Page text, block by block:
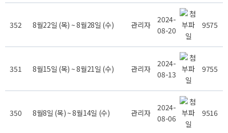
352 8월22일 (목) ~ 8월28일 (수) 관리자
2024-
08-20
9575
351 8월15일 (목) ~ 8월21일 (수) 관리자
2024-
08-13
9755
350 8월8일 (목) ~ 8월14일 (수) 관리자
2024-
08-06
9516